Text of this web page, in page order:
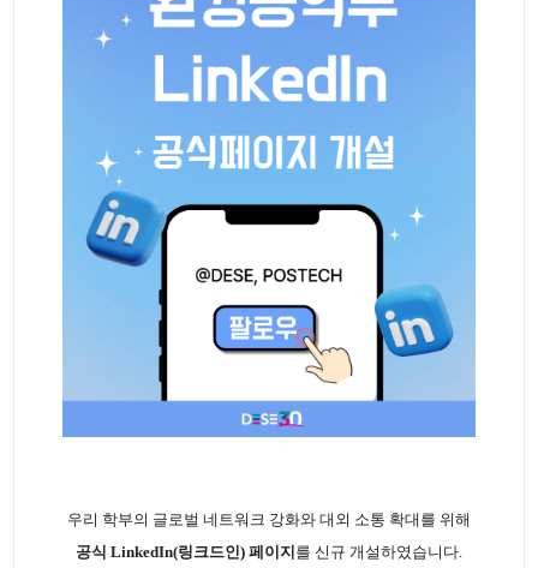
우리 학부의 글로벌 네트워크 강화와 대외 소통 확대를 위해
공식 LinkedIn(링크드인) 페이지 를 신규 개설하였습니다.